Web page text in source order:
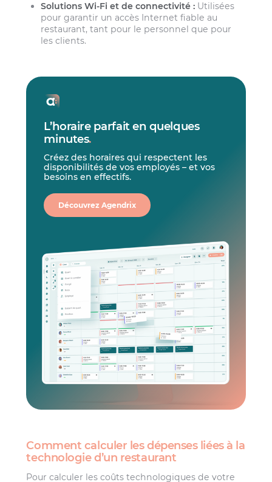
Solutions Wi-Fi et de connectivité : Utilisées
pour garantir un accès Internet fiable au
restaurant, tant pour le personnel que pour
les clients.
L’horaire parfait en quelques
minutes.
Créez des horaires qui respectent les
disponibilités de vos employés – et vos
besoins en effectifs.
Découvrez Agendrix
Comment calculer les dépenses liées à la
technologie d’un restaurant
Pour calculer les coûts technologiques de votre